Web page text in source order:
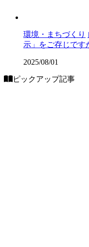
環境・まちづくり
示」をご存じです
2025/08/01
ピックアップ記事